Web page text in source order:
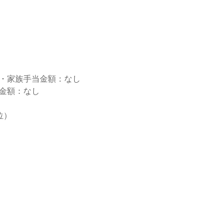
家族手当金額：なし
額：なし